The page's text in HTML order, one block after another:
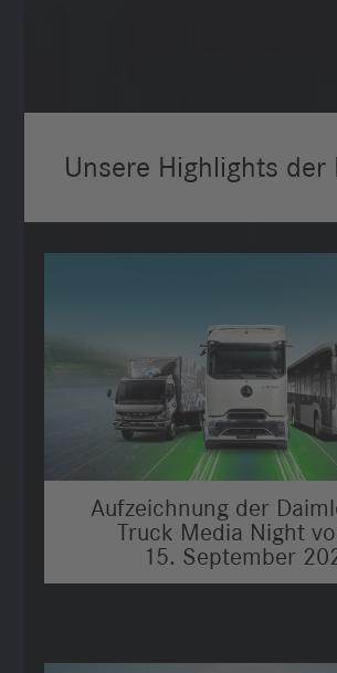
Unsere Highlights der
Aufzeichnung der
Truck Media Night
15. September